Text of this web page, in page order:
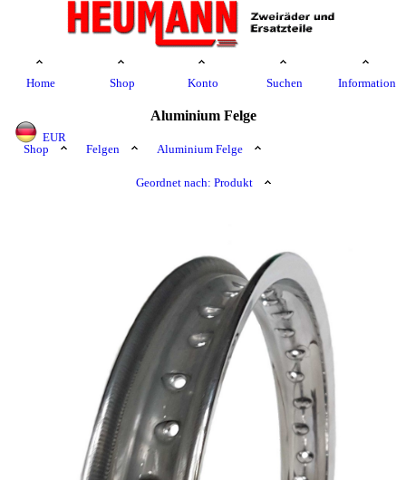
Home Shop Konto Suchen Information
EUR
Aluminium Felge
Shop Felgen Aluminium Felge
Geordnet nach: Produkt